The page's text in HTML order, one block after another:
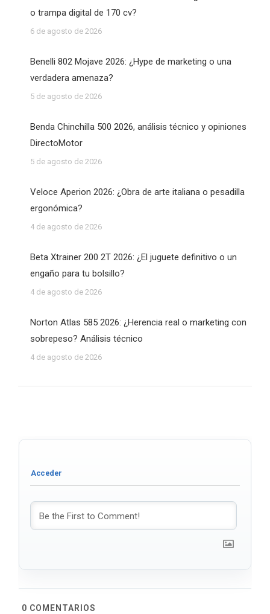
o trampa digital de 170 cv?
6 de agosto de 2026
Benelli 802 Mojave 2026: ¿Hype de marketing o una
verdadera amenaza?
5 de agosto de 2026
Benda Chinchilla 500 2026, análisis técnico y opiniones
DirectoMotor
5 de agosto de 2026
Veloce Aperion 2026: ¿Obra de arte italiana o pesadilla
ergonómica?
4 de agosto de 2026
Beta Xtrainer 200 2T 2026: ¿El juguete definitivo o un
engaño para tu bolsillo?
4 de agosto de 2026
Norton Atlas 585 2026: ¿Herencia real o marketing con
sobrepeso? Análisis técnico
4 de agosto de 2026
0 COMENTARIOS